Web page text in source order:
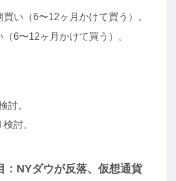
い（6〜12ヶ月かけて買う）。
6〜12ヶ月かけて買う）。
討。
討。
：NYダウが反落、仮想通貨